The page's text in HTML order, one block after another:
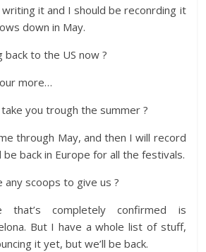
writing it and I should be reconrding it
down in May.
back to the US now ?
more…
you trough the summer ?
through May, and then I will record
be back in Europe for all the festivals.
any scoops to give us ?
completely confirmed is
But I have a whole list of stuff,
it yet, but we’ll be back.